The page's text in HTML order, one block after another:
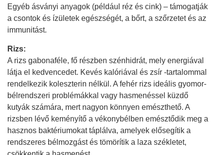
Egyéb ásványi anyagok (például réz és cink) – támogatják
a csontok és ízületek egészségét, a bőrt, a szőrzetet és az
immunitást.
Rizs:
A rizs gabonaféle, fő részben szénhidrát, mely energiával
látja el kedvencedet. Kevés kalóriával és zsír -tartalommal
rendelkezik koleszterin nélkül. A fehér rizs ideális gyomor-
bélrendszeri problémákkal vagy hasmenéssel küzdő
kutyák számára, mert nagyon könnyen emészthető. A
rizsben lévő keményítő a vékonybélben emésztődik meg a
hasznos baktériumokat táplálva, amelyek elősegítik a
rendszeres bélmozgást és tömörítik a laza székletet,